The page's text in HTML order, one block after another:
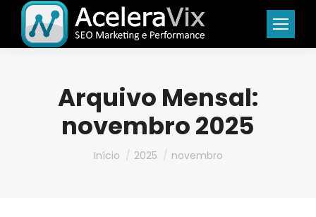
Arquivo Mensal:
novembro 2025
Você está aqui:
Início 2025 novembro